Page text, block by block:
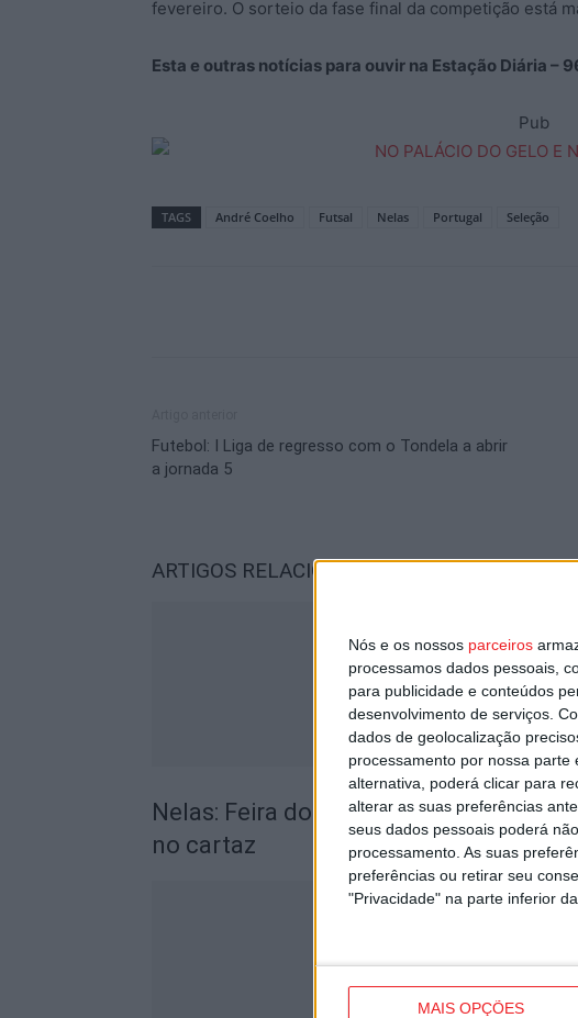
Nós e os nossos parceiros
processamos dados pessoais,
para publicidade e conteúdos
desenvolvimento de serviços.
dados de geolocalização
processamento por nossa
alternativa, poderá clicar para
alterar as suas preferências
seus dados pessoais poderá
processamento. As suas
preferências ou retirar seu
"Privacidade" na parte inferior da
MAIS OPÇÕES
fevereiro. O sorteio da fase final da competição está
Esta e outras notícias para ouvir na Estação Diária –
Pub
TAGS André Coelho Futsal Nelas Portugal Seleção
Futebol: I Liga de regresso com o Tondela a abrir
a jornada 5
ARTIGOS RELACIONADOSMais do autor
Nelas: Feira do Vinho do Dão
no cartaz